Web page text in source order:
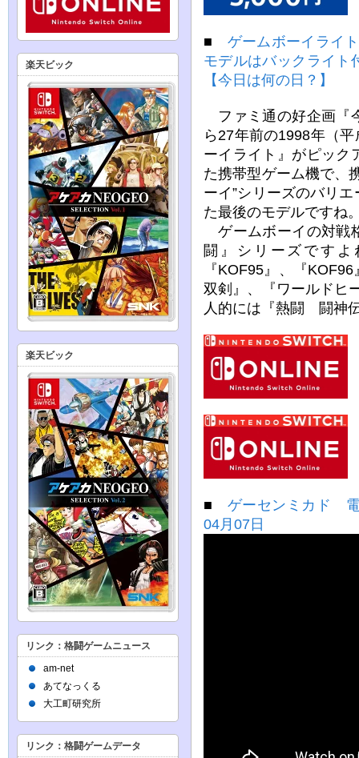
■ ゲームボーイライ
モデルはバックライト
【今日は何の日？】
ファミ通の好企画『
ら27年前の1998年（
ーイライト』がピック
た携帯型ゲーム機で、
ーイ”シリーズのバリ
た最後のモデルですね
ゲームボーイの対戦
闘』シリーズです
『KOF95』、『
双剣』、『ワールドヒ
人的には『熱闘 闘神
■ ゲーセンミカド
04月07日
楽天ビック
楽天ビック
リンク：格闘ゲームニュース
am-net
あてなっくる
大工町研究所
リンク：格闘ゲームデータ